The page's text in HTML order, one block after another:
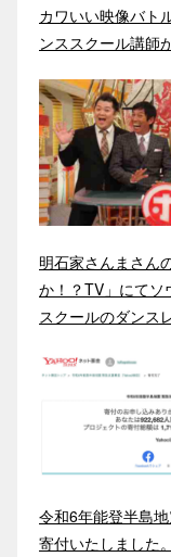
カワいい映像バト
ンススクール講師
明石家さんまさん
か！？TV」にてソ
スクールのダンス
令和6年能登半島
寄付いたしました。